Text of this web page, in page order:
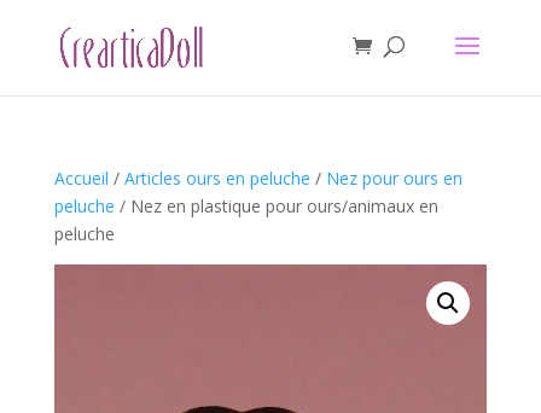
Accueil / Articles ours en peluche / Nez pour ours en
peluche / Nez en plastique pour ours/animaux en
peluche